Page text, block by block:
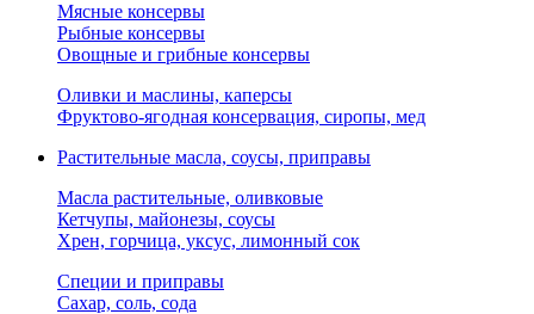
Мясные консервы
Рыбные консервы
Овощные и грибные консервы
Оливки и маслины, каперсы
Фруктово-ягодная консервация, сиропы, мед
Растительные масла, соусы, приправы
Масла растительные, оливковые
Кетчупы, майонезы, соусы
Хрен, горчица, уксус, лимонный сок
Специи и приправы
Сахар, соль, сода